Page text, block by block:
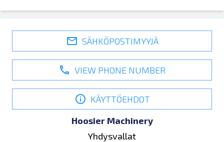
SÄHKÖPOSTIMYYJÄ
VIEW PHONE NUMBER
KÄYTTÖEHDOT
Hoosier Machinery
Yhdysvallat